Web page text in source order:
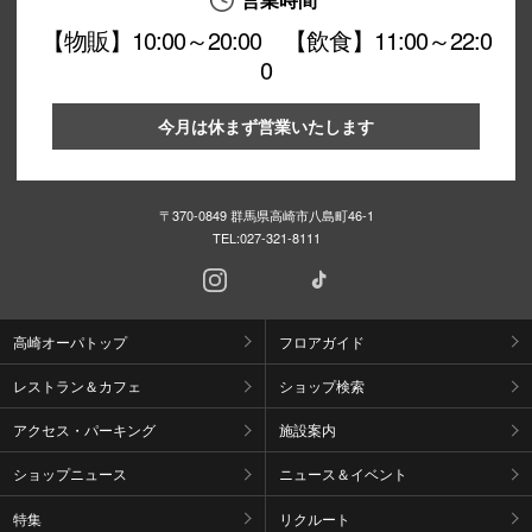
【物販】10:00～20:00 【飲食】11:00～22:0
0
今月は休まず営業いたします
〒370-0849 群馬県高崎市八島町46-1
TEL:027-321-8111
高崎オーパトップ フロアガイド
レストラン＆カフェ ショップ検索
アクセス・パーキング 施設案内
ショップニュース ニュース＆イベント
特集 リクルート